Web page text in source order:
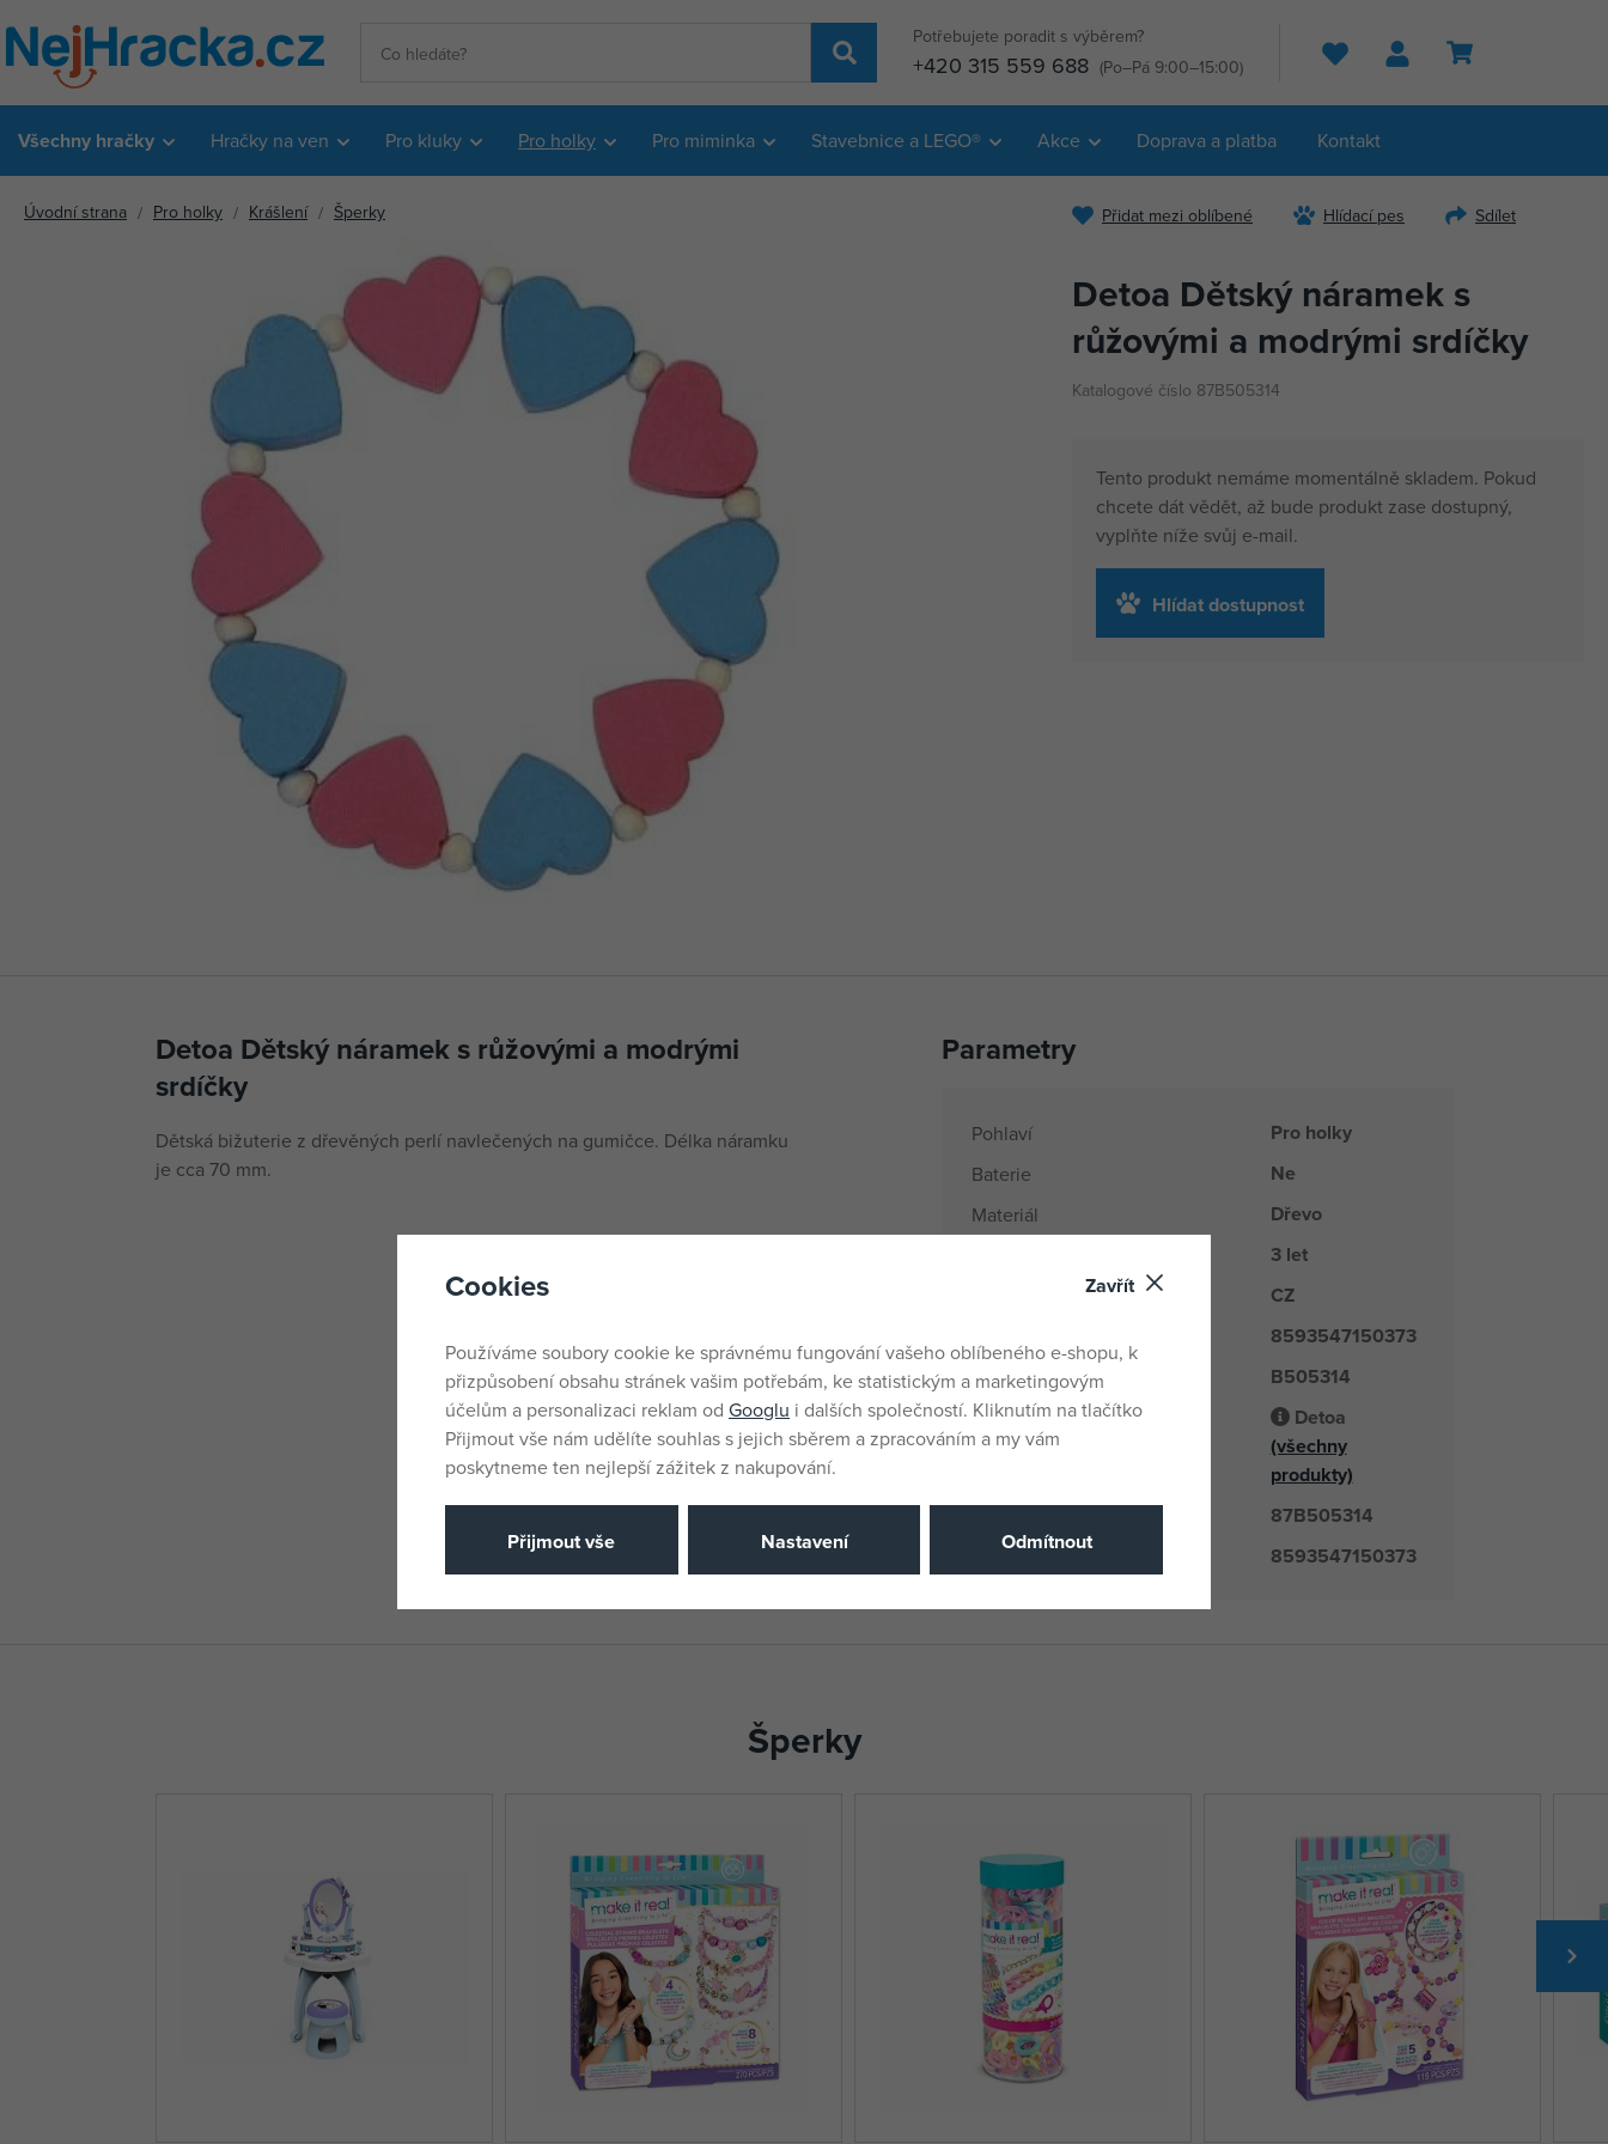
Potřebujete poradit s výběrem?
+420 315 559 688 (Po–Pá 9:00–15:00) Hledat
Všechny hračky Hračky na ven Pro kluky Pro holky Pro miminka Stavebnice a LEGO® Akce Doprava a platba Kontakt
Úvodní strana Pro holky Krášlení Šperky Přidat mezi oblíbené Hlídací pes Sdílet
Detoa Dětský náramek s
růžovými a modrými srdíčky
Katalogové číslo 87B505314
Tento produkt nemáme momentálně skladem. Pokud
chcete dát vědět, až bude produkt zase dostupný,
vyplňte níže svůj e-mail.
Hlídat dostupnost
Detoa Dětský náramek s růžovými a modrými
srdíčky
Dětská bižuterie z dřevěných perlí navlečených na gumičce. Délka náramku
je cca 70 mm.
Parametry
Pohlaví Pro holky
Baterie Ne
Materiál Dřevo
3 let
Země původu CZ
8593547150373
Dodavatelské číslo B505314
Výrobce / Dodavatel
Detoa
(všechny
produkty)
87B505314
EAN 8593547150373
Šperky
Cookies Zavřít
Používáme soubory cookie ke správnému fungování vašeho oblíbeného e-shopu, k
přizpůsobení obsahu stránek vašim potřebám, ke statistickým a marketingovým
účelům a personalizaci reklam od Googlu i dalších společností. Kliknutím na tlačítko
Přijmout vše nám udělíte souhlas s jejich sběrem a zpracováním a my vám
poskytneme ten nejlepší zážitek z nakupování.
Přijmout vše Nastavení Odmítnout